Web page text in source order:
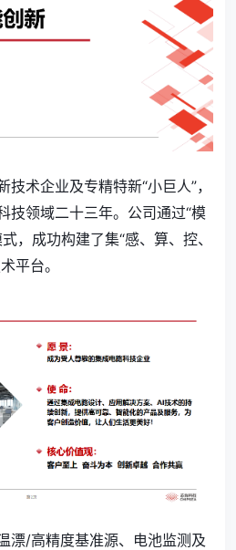
术企业及专精特新“小巨人”，
技领域二十三年。公司通过“模
，成功构建了集“感、算、控、
平台。
漂/高精度基准源、电池监测及